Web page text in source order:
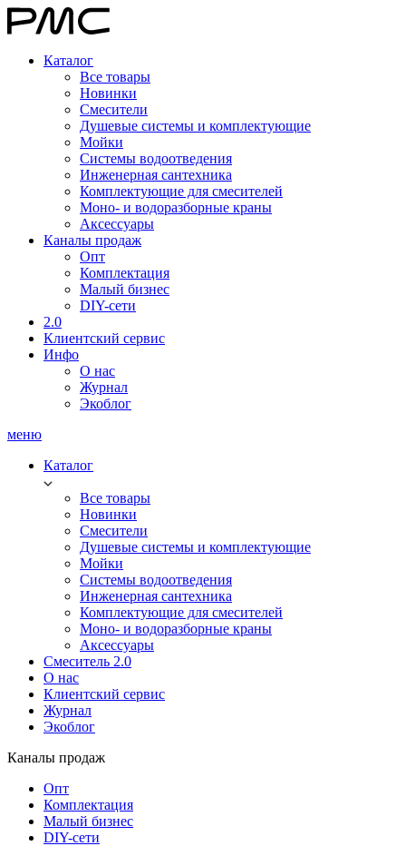
Каталог
Все товары
Новинки
Смесители
Душевые системы и комплектующие
Мойки
Системы водоотведения
Инженерная сантехника
Комплектующие для смесителей
Моно- и водоразборные краны
Аксессуары
Каналы продаж
Опт
Комплектация
Малый бизнес
DIY-сети
2.0
Клиентский сервис
Инфо
О нас
Журнал
Экоблог
меню
Каталог
Все товары
Новинки
Смесители
Душевые системы и комплектующие
Мойки
Системы водоотведения
Инженерная сантехника
Комплектующие для смесителей
Моно- и водоразборные краны
Аксессуары
Смеситель 2.0
О нас
Клиентский сервис
Журнал
Экоблог
Каналы продаж
Опт
Комплектация
Малый бизнес
DIY-сети